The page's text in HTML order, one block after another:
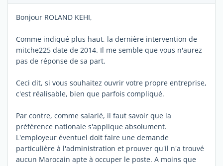
Bonjour ROLAND KEHI,
Comme indiqué plus haut, la dernière intervention de
mitche225 date de 2014. Il me semble que vous n'aurez
pas de réponse de sa part.
Ceci dit, si vous souhaitez ouvrir votre propre entreprise,
c'est réalisable, bien que parfois compliqué.
Par contre, comme salarié, il faut savoir que la
préférence nationale s'applique absolument.
L'employeur éventuel doit faire une demande
particulière à l'administration et prouver qu'il n'a trouvé
aucun Marocain apte à occuper le poste. A moins que